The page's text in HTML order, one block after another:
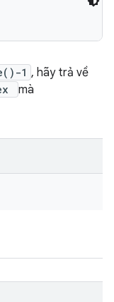
1 , hãy trả về
mà